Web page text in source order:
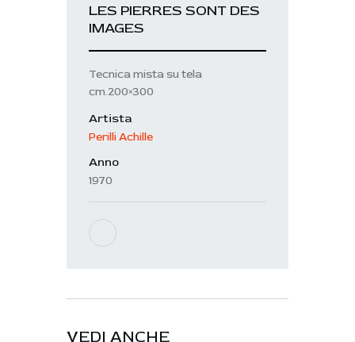
LES PIERRES SONT DES
IMAGES
Tecnica mista su tela
cm.200×300
Artista
Perilli Achille
Anno
1970
VEDI ANCHE